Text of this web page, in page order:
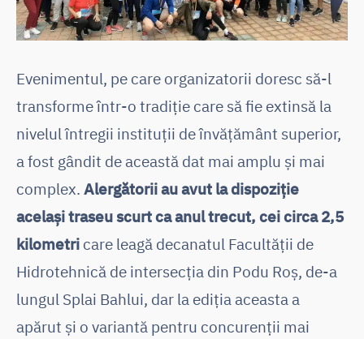
Evenimentul, pe care organizatorii doresc să-l
transforme într-o tradiție care să fie extinsă la
nivelul întregii instituții de învățământ superior,
a fost gândit de această dat mai amplu și mai
complex. Alergătorii au avut la dispoziție
același traseu scurt ca anul trecut, cei circa 2,5
kilometri care leagă decanatul Facultății de
Hidrotehnică de intersecția din Podu Roș, de-a
lungul Splai Bahlui, dar la ediția aceasta a
apărut și o variantă pentru concurenții mai